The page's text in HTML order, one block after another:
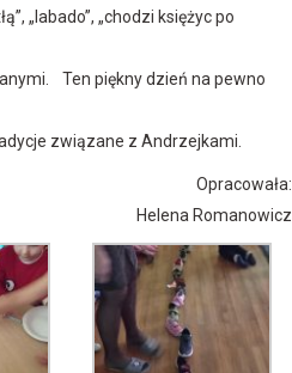
„labado”, „chodzi księżyc po
Ten piękny dzień na pewno
związane z Andrzejkami.
Opracowała:
Helena Romanowicz